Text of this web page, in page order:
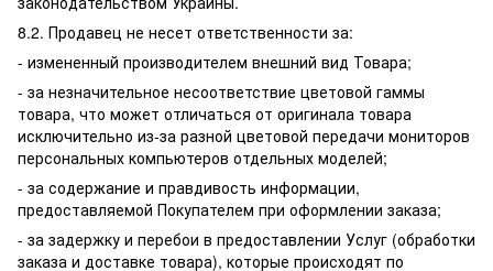
8.2. Продавец не несет ответственности за:
- измененный производителем внешний вид Товара;
- за незначительное несоответствие цветовой гаммы
товара, что может отличаться от оригинала товара
исключительно из-за разной цветовой передачи мониторов
персональных компьютеров отдельных моделей;
- за содержание и правдивость информации,
предоставляемой Покупателем при оформлении заказа;
- за задержку и перебои в предоставлении Услуг (обработки
заказа и доставке товара), которые происходят по